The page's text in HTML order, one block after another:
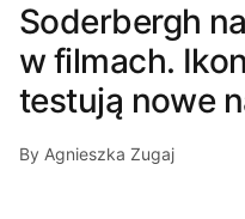
Soderbergh
w filmach.
testują nowe
By Agnieszka Zugaj